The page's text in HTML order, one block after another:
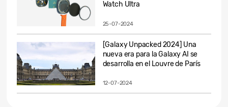
Watch Ultra
25-07-2024
[Galaxy Unpacked 2024] Una
nueva era para la Galaxy AI se
desarrolla en el Louvre de París
12-07-2024